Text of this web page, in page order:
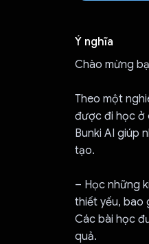
Ý nghĩa
Chào mừng
Theo một
được đi học ở
Bunki AI giúp
tạo.
– Học những
thiết yếu, bao
Các bài học
quả.